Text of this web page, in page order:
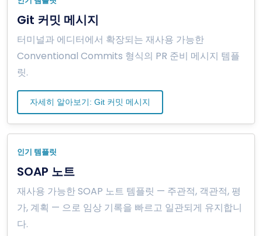
Git 커밋 메시지
터미널과 에디터에서 확장되는 재사용 가능한
Conventional Commits 형식의 PR 준비 메시지 템플
릿.
자세히 알아보기: Git 커밋 메시지
인기 템플릿
SOAP 노트
재사용 가능한 SOAP 노트 템플릿 — 주관적, 객관적, 평
가, 계획 — 으로 임상 기록을 빠르고 일관되게 유지합니
다.